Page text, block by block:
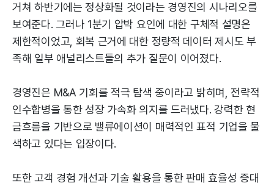
거쳐 하반기에는 정상화될 것이라는 경영진의 시나리오를
보여준다. 그러나 1분기 압박 요인에 대한 구체적 설명은
제한적이었고, 회복 근거에 대한 정량적 데이터 제시도 부
족해 일부 애널리스트들의 추가 질문이 이어졌다.
경영진은 M&A 기회를 적극 탐색 중이라고 밝히며, 전략적
인수합병을 통한 성장 가속화 의지를 드러냈다. 강력한 현
금흐름을 기반으로 밸류에이션이 매력적인 표적 기업을 물
색하고 있다는 입장이다.
또한 고객 경험 개선과 기술 활용을 통한 판매 효율성 증대